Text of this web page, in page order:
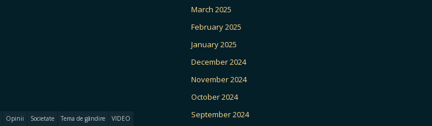
Opinii Societate Tema de gândire
VIDEO
March 2025
February 2025
January 2025
December 2024
November 2024
October 2024
September 2024